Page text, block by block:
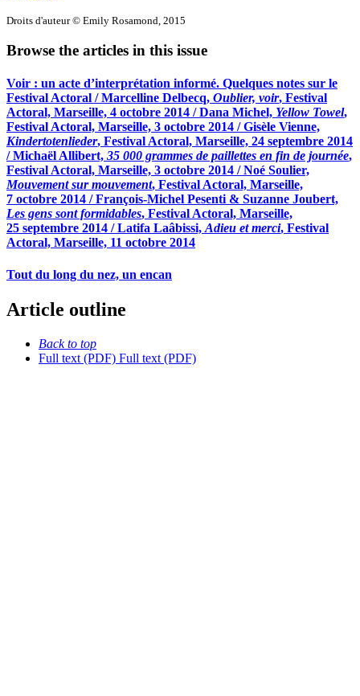
Droits d'auteur © Emily Rosamond, 2015
Browse the articles in this issue
Voir : un acte d’interprétation informé. Quelques notes sur le
Festival Actoral / Marcelline Delbecq, Oublier, voir, Festival
Actoral, Marseille, 4 octobre 2014 / Dana Michel, Yellow Towel,
Festival Actoral, Marseille, 3 octobre 2014 / Gisèle Vienne,
Kindertotenlieder, Festival Actoral, Marseille, 24 septembre 2014
/ Michaël Allibert, 35 000 grammes de paillettes en fin de journée,
Festival Actoral, Marseille, 3 octobre 2014 / Noé Soulier,
Mouvement sur mouvement, Festival Actoral, Marseille,
7 octobre 2014 / François-Michel Pesenti & Suzanne Joubert,
Les gens sont formidables, Festival Actoral, Marseille,
25 septembre 2014 / Latifa Laâbissi,Adieu et merci, Festival
Actoral, Marseille, 11 octobre 2014
Tout du long du nez, un encan
Article outline
Back to top
Full text (PDF) Full text (PDF)